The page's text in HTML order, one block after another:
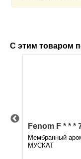
С этим товаром
Fenom F * * *
Мембранный
МУСКАТ